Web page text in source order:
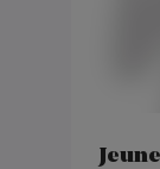
Jeune